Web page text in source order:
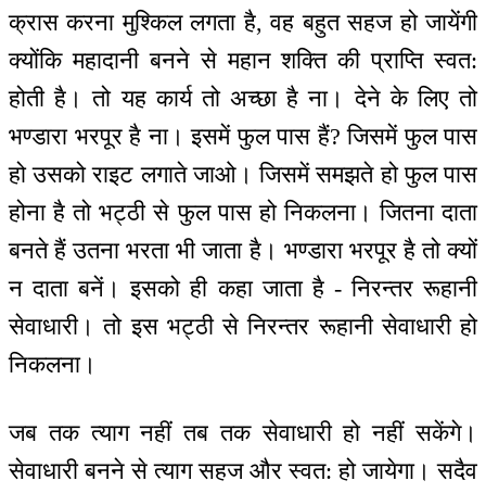
क्रास करना मुश्किल लगता है, वह बहुत सहज हो जायेंगी
क्योंकि महादानी बनने से महान शक्ति की प्राप्ति स्वत:
होती है। तो यह कार्य तो अच्छा है ना। देने के लिए तो
भण्डारा भरपूर है ना। इसमें फुल पास हैं? जिसमें फुल पास
हो उसको राइट लगाते जाओ। जिसमें समझते हो फुल पास
होना है तो भट्ठी से फुल पास हो निकलना। जितना दाता
बनते हैं उतना भरता भी जाता है। भण्डारा भरपूर है तो क्यों
न दाता बनें। इसको ही कहा जाता है - निरन्तर रूहानी
सेवाधारी। तो इस भट्ठी से निरन्तर रूहानी सेवाधारी हो
निकलना।
जब तक त्याग नहीं तब तक सेवाधारी हो नहीं सकेंगे।
सेवाधारी बनने से त्याग सहज और स्वत: हो जायेगा। सदैव